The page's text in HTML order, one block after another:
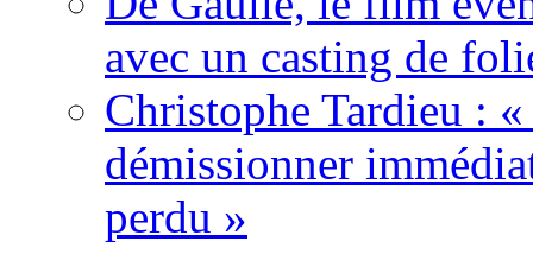
avec un casting de
Christophe Tardieu : «
démissionner
perdu »